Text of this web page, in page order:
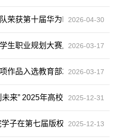
荣获第十届华为ICT大赛全国总
2026-04-30
生职业规划大赛广东省分赛决
2026-03-17
作品入选教育部2025年高校“
2026-03-17
来” 2025年高校港澳台侨学生
2025-12-31
子在第七届版权知识演讲大赛
2025-12-13